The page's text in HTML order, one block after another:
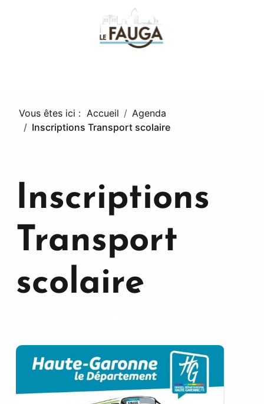
Vous êtes ici : Accueil
Agenda
Inscriptions Transport scolaire
Inscriptions
Transport
scolaire